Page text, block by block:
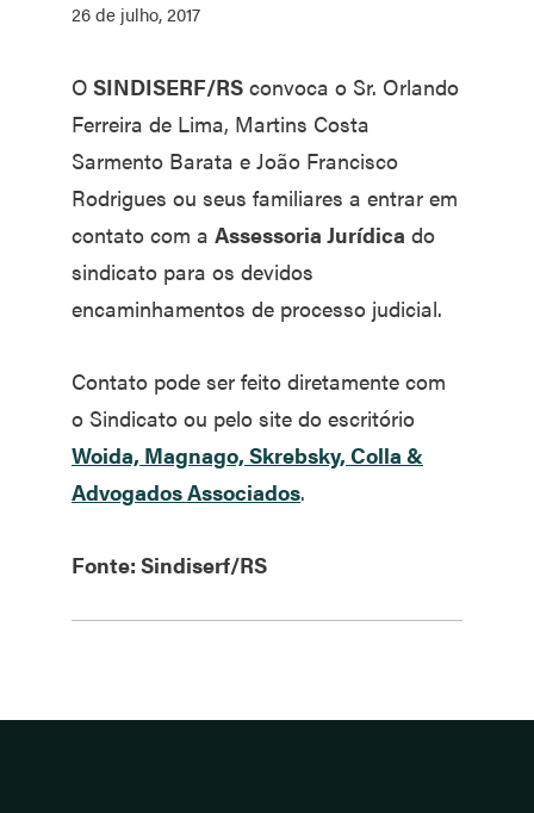
26 de julho, 2017
O SINDISERF/RS convoca o Sr. Orlando
Ferreira de Lima, Martins Costa
Sarmento Barata e João Francisco
Rodrigues ou seus familiares a entrar em
contato com a Assessoria Jurídica do
sindicato para os devidos
encaminhamentos de processo judicial.
Contato pode ser feito diretamente com
o Sindicato ou pelo site do escritório
Woida, Magnago, Skrebsky, Colla &
Advogados Associados.
Fonte: Sindiserf/RS